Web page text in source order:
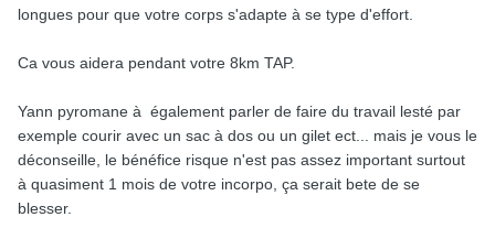
longues pour que votre corps s'adapte à se type d'effort.
Ca vous aidera pendant votre 8km TAP.
Yann pyromane à également parler de faire du travail lesté par
exemple courir avec un sac à dos ou un gilet ect... mais je vous le
déconseille, le bénéfice risque n'est pas assez important surtout
à quasiment 1 mois de votre incorpo, ça serait bete de se
blesser.